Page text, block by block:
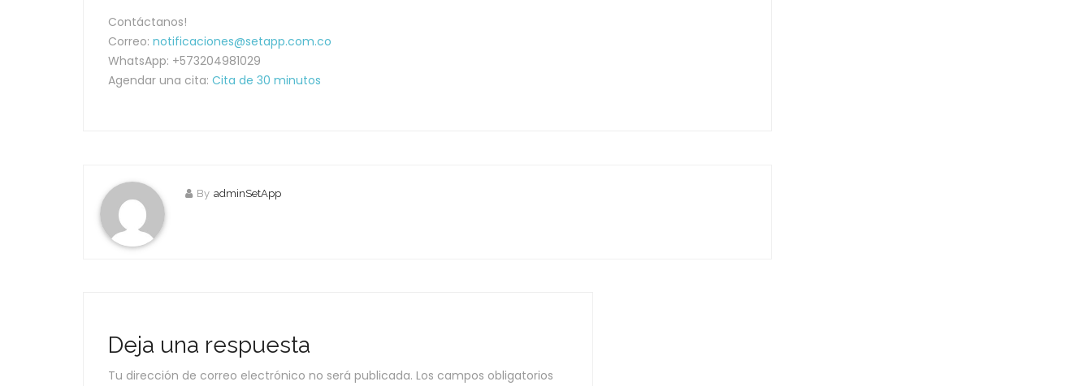
Contáctanos!
Correo: notificaciones@setapp.com.co
WhatsApp: +573204981029
Agendar una cita: Cita de 30 minutos
By adminSetApp
Deja una respuesta
Tu dirección de correo electrónico no será publicada. Los campos obligatorios